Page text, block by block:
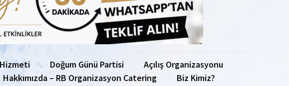
Doğum Günü Partisi
Açılış Organizasyonu
Hakkımızda – RB Organizasyon Catering
Biz Kimiz?